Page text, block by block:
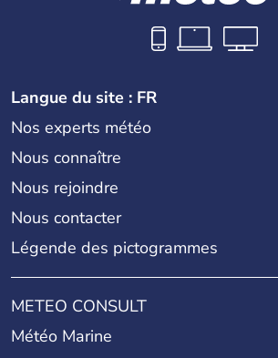
Langue du site : FR
Nos experts météo
Nous connaître
Nous rejoindre
Nous contacter
Légende des pictogrammes
METEO CONSULT
Météo Marine